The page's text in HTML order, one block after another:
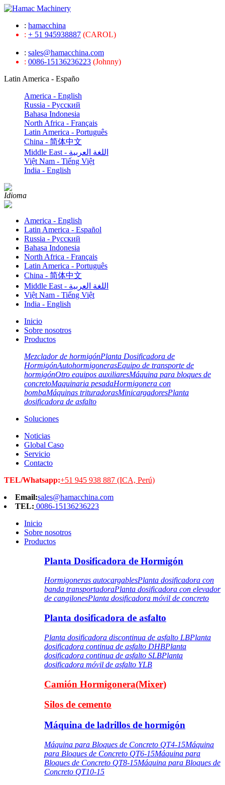
: hamacchina
: + 51 945938887 (CAROL)
: sales@hamacchina.com
: 0086-15136236223 (Johnny)
Latin America - Españo
America - English
Russia - Pусский
Bahasa Indonesia
North Africa - Français
Latin America - Português
China - 简体中文
Middle East - اللغة العربية
Việt Nam - Tiếng Việt
India - English
Idioma
America - English
Latin America - Español
Russia - Pусский
Bahasa Indonesia
North Africa - Français
Latin America - Português
China - 简体中文
Middle East - اللغة العربية
Việt Nam - Tiếng Việt
India - English
Inicio
Sobre nosotros
Productos
Mezclador de hormigónPlanta Dosificadora de
HormigónAutohormigonerasEquipo de transporte de
hormigónOtro equipos auxiliaresMáquina para bloques de
concretoMaquinaria pesadaHormigonera con
bombaMáquinas trituradorasMinicargadoresPlanta
dosificadora de asfalto
Soluciones
Noticias
Global Caso
Servicio
Contacto
TEL/Whatsapp:+51 945 938 887 (ICA, Perú)
Email:sales@hamacchina.com
TEL: 0086-15136236223
Inicio
Sobre nosotros
Productos
Planta Dosificadora de Hormigón
Hormigoneras autocargablesPlanta dosificadora con
banda transportadoraPlanta dosificadora con elevador
de cangilonesPlanta dosificadora móvil de concreto
Planta dosificadora de asfalto
Planta dosificadora discontinua de asfalto LBPlanta
dosificadora continua de asfalto DHBPlanta
dosificadora continua de asfalto SLBPlanta
dosificadora móvil de asfalto YLB
Camión Hormigonera(Mixer)
Silos de cemento
Máquina de ladrillos de hormigón
Máquina para Bloques de Concreto QT4-15Máquina
para Bloques de Concreto QT6-15Máquina para
Bloques de Concreto QT8-15Máquina para Bloques de
Concreto QT10-15